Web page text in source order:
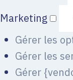
Marketing
Gérer les
Gérer les
Gérer